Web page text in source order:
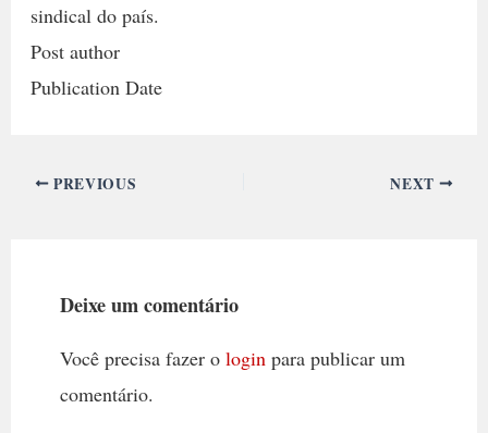
sindical do país.
Post author
Publication Date
PREVIOUS NEXT
Deixe um comentário
Você precisa fazer o loginpara publicar um
comentário.